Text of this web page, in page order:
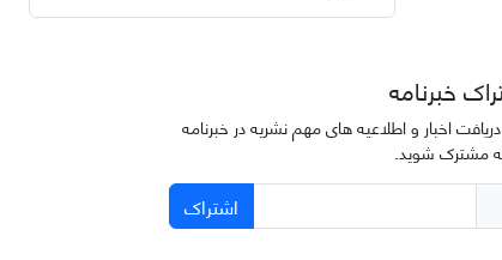
خبرنامه
اخبار و اطلاعیه های مهم نشریه در خبرنامه
مشترک شوید.
اشتراک